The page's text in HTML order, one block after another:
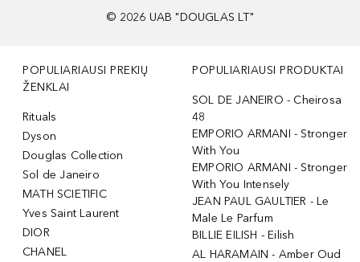
© 2026 UAB "DOUGLAS LT"
POPULIARIAUSI PREKIŲ
ŽENKLAI
Rituals
Dyson
Douglas Collection
Sol de Janeiro
MATH SCIETIFIC
Yves Saint Laurent
DIOR
CHANEL
POPULIARIAUSI PRODUKTAI
SOL DE JANEIRO - Cheirosa
48
EMPORIO ARMANI - Stronger
With You
EMPORIO ARMANI - Stronger
With You Intensely
JEAN PAUL GAULTIER - Le
Male Le Parfum
BILLIE EILISH - Eilish
AL HARAMAIN - Amber Oud